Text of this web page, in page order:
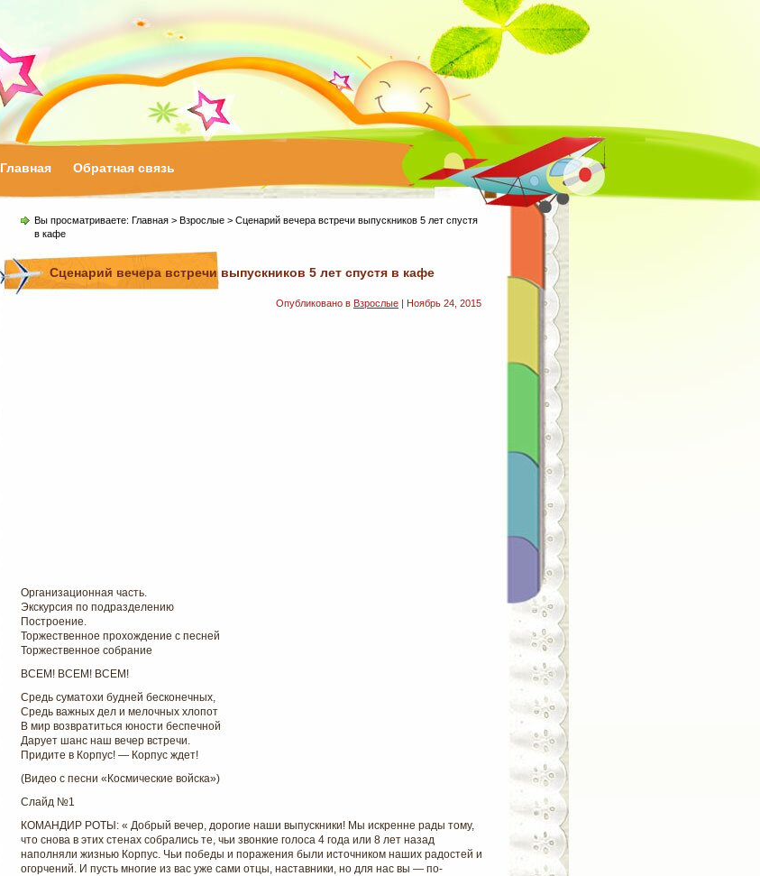
Главная Обратная связь
Вы просматриваете: Главная > Взрослые > Сценарий вечера встречи выпускников 5 лет спустя
в кафе
Сценарий вечера встречи выпускников 5 лет спустя в кафе
Опубликовано в Взрослые | Ноябрь 24, 2015
Организационная часть.
Экскурсия по подразделению
Построение.
Торжественное прохождение с песней
Торжественное собрание
ВСЕМ! ВСЕМ! ВСЕМ!
Средь суматохи будней бесконечных,
Средь важных дел и мелочных хлопот
В мир возвратиться юности беспечной
Дарует шанс наш вечер встречи.
Придите в Корпус! — Корпус ждет!
(Видео с песни «Космические войска»)
Слайд №1
КОМАНДИР РОТЫ: « Добрый вечер, дорогие наши выпускники! Мы искренне рады тому,
что снова в этих стенах собрались те, чьи звонкие голоса 4 года или 8 лет назад
наполняли жизнью Корпус. Чьи победы и поражения были источником наших радостей и
огорчений. И пусть многие из вас уже сами отцы, наставники, но для нас вы — по-